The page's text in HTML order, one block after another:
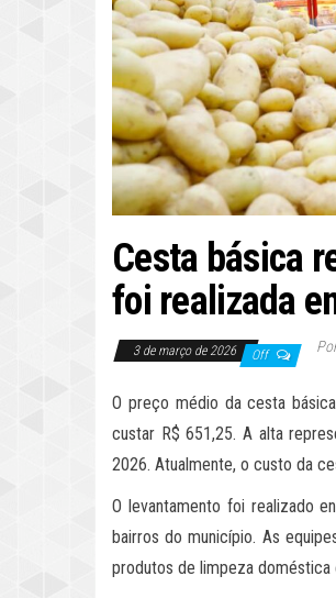
Cesta básica
foi realizada
3 de março de 2026 Off Por
O preço médio da cesta
custar R$ 651,25. A alta
2026. Atualmente, o custo da
O levantamento foi realizado
bairros do município. As
produtos de limpeza doméstica